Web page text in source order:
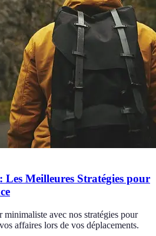
Meilleures Stratégies pour
avec nos stratégies pour
affaires lors de vos déplacements.